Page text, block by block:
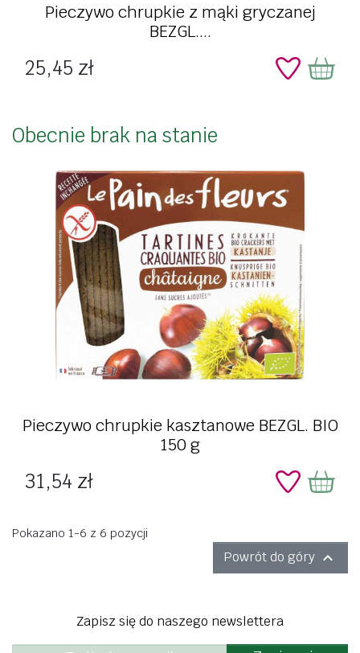
Pieczywo chrupkie z mąki gryczanej
BEZGL....
Cena
25,45 zł
Pieczywo chrupkie kasztanowe BEZGL. BIO
150 g
Cena
31,54 zł
Obecnie brak na stanie
Pokazano 1-6 z 6 pozycji
Powrót do góry 
Zapisz się do naszego newslettera